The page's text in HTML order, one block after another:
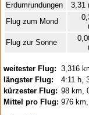
Erdumrundungen
3,31
Flug zum Mond
Flug zur Sonne
weitester Flug: 3,316
längster Flug:
4:11 h,
kürzester Flug: 98 km,
Mittel pro Flug: 976